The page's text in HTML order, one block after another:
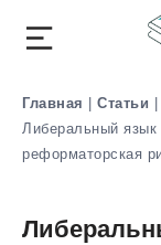
Главная | Статьи |
Либеральный
реформаторская